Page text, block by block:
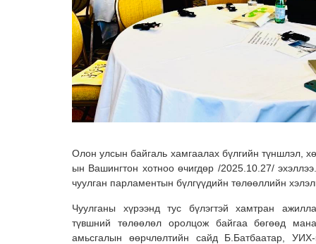
Олон улсын байгаль хамгаалах бүлгийн түншлэл,
ын Вашингтон хотноо өчигдөр /2025.10.27/
чуулган парламентын бүлгүүдийн төлөөллийн
Чуулганы хүрээнд тус бүлэгтэй хамтран
түвшний төлөөлөл оролцож байгаа бөгөөд
амьсгалын өөрчлөлтийн сайд Б.Батбаатар,